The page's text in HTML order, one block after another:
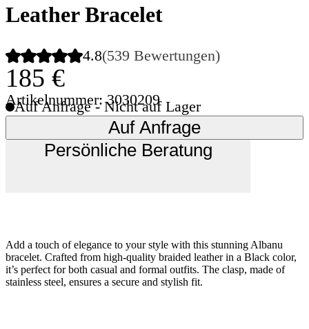
Leather Bracelet
4.8(539 Bewertungen)
185 €
Artikelnummer: 3030209
Auf Anfrage - Nicht auf Lager
Auf Anfrage
Persönliche Beratung
Add a touch of elegance to your style with this stunning Albanu
bracelet. Crafted from high-quality braided leather in a Black color,
it’s perfect for both casual and formal outfits. The clasp, made of
stainless steel, ensures a secure and stylish fit.